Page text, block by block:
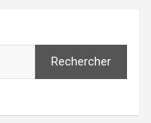
Rechercher